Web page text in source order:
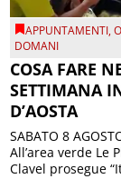
APPUNTAMENTI,
DOMANI
COSA FARE
SETTIMANA
D’AOSTA
SABATO 8
All’area verde Le
Clavel prosegue